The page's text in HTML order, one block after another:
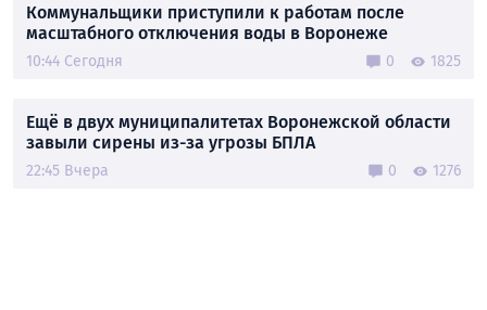
Коммунальщики приступили к работам после
масштабного отключения воды в Воронеже
10:44 Сегодня 0 1825
Ещё в двух муниципалитетах Воронежской области
завыли сирены из-за угрозы БПЛА
22:45 Вчера 0 1276